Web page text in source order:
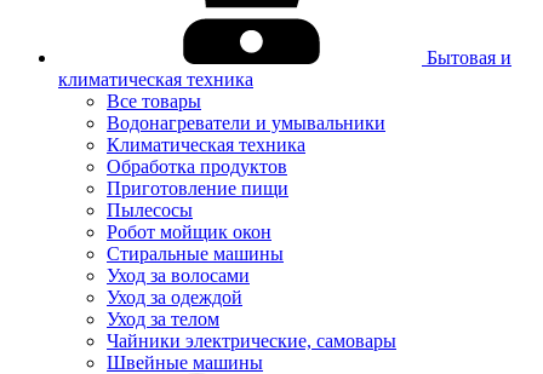
Бытовая и
климатическая техника
Все товары
Водонагреватели и умывальники
Климатическая техника
Обработка продуктов
Приготовление пищи
Пылесосы
Робот мойщик окон
Стиральные машины
Уход за волосами
Уход за одеждой
Уход за телом
Чайники электрические, самовары
Швейные машины